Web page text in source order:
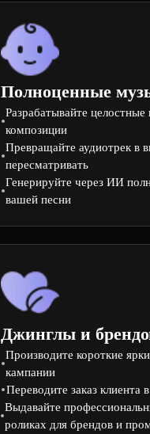
Полноценные
Разрабатывайте
композиции
Превращайте аудиотрек в
пересматривать
Генерируйте через ИИ
вашей песни
Джинглы и
Производите короткие
кампании
Переводите заказ клиента
Выдавайте
роликах для брендов и